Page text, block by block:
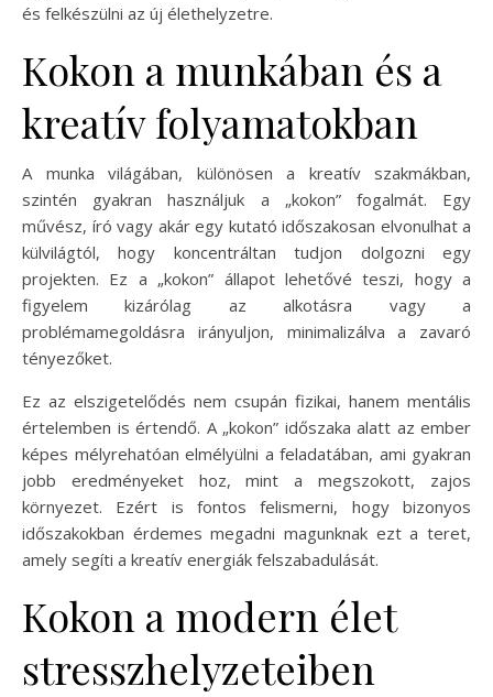
és felkészülni az új élethelyzetre.
Kokon a munkában és a
kreatív folyamatokban
A munka világában, különösen a kreatív szakmákban,
szintén gyakran használjuk a „kokon” fogalmát. Egy
művész, író vagy akár egy kutató időszakosan elvonulhat a
külvilágtól, hogy koncentráltan tudjon dolgozni egy
projekten. Ez a „kokon” állapot lehetővé teszi, hogy a
figyelem kizárólag az alkotásra vagy a
problémamegoldásra irányuljon, minimalizálva a zavaró
tényezőket.
Ez az elszigetelődés nem csupán fizikai, hanem mentális
értelemben is értendő. A „kokon” időszaka alatt az ember
képes mélyrehatóan elmélyülni a feladatában, ami gyakran
jobb eredményeket hoz, mint a megszokott, zajos
környezet. Ezért is fontos felismerni, hogy bizonyos
időszakokban érdemes megadni magunknak ezt a teret,
amely segíti a kreatív energiák felszabadulását.
Kokon a modern élet
stresszhelyzeteiben